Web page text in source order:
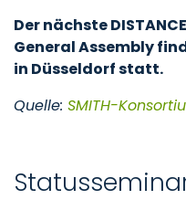
Der nächste
General Assembly
in Düsseldorf statt.
Quelle: SMITH-